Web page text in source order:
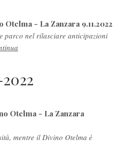
- La Zanzara 9.11.2022
parco nel rilasciare anticipazioni
Otelma - La Zanzara
mentre il Divino Otelma è